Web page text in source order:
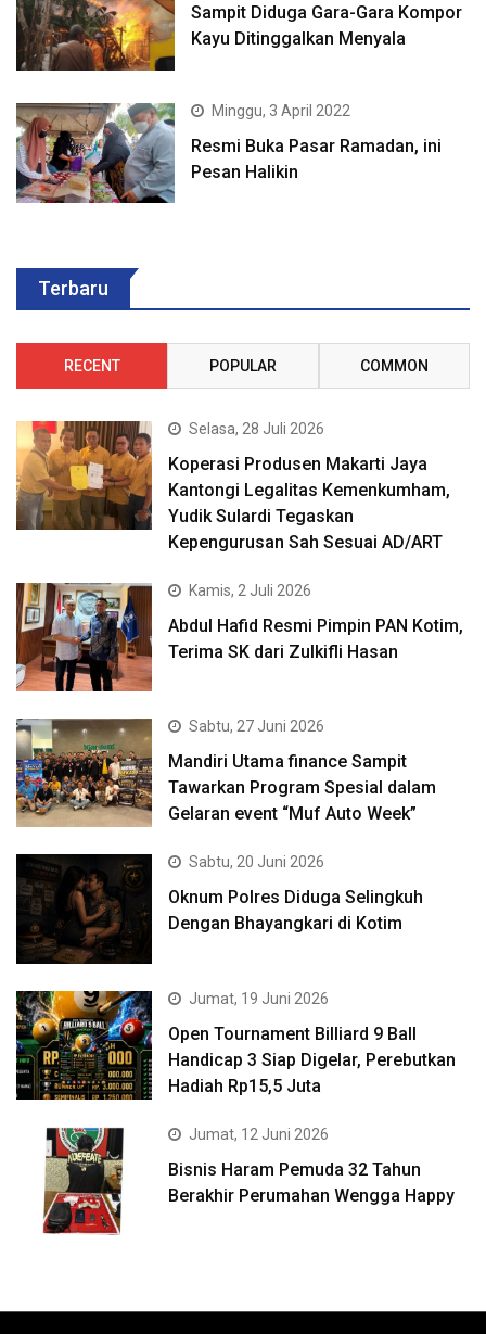
Sampit Diduga Gara-Gara Kompor
Kayu Ditinggalkan Menyala
Minggu, 3 April 2022
Resmi Buka Pasar Ramadan, ini
Pesan Halikin
Terbaru
RECENT POPULAR COMMON
Selasa, 28 Juli 2026
Koperasi Produsen Makarti Jaya
Kantongi Legalitas Kemenkumham,
Yudik Sulardi Tegaskan
Kepengurusan Sah Sesuai AD/ART
Kamis, 2 Juli 2026
Abdul Hafid Resmi Pimpin PAN Kotim,
Terima SK dari Zulkifli Hasan
Sabtu, 27 Juni 2026
Mandiri Utama finance Sampit
Tawarkan Program Spesial dalam
Gelaran event “Muf Auto Week”
Sabtu, 20 Juni 2026
Oknum Polres Diduga Selingkuh
Dengan Bhayangkari di Kotim
Jumat, 19 Juni 2026
Open Tournament Billiard 9 Ball
Handicap 3 Siap Digelar, Perebutkan
Hadiah Rp15,5 Juta
Jumat, 12 Juni 2026
Bisnis Haram Pemuda 32 Tahun
Berakhir Perumahan Wengga Happy